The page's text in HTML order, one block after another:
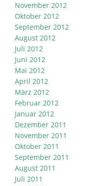
November 2012
Oktober 2012
September 2012
August 2012
Juli 2012
Juni 2012
Mai 2012
April 2012
März 2012
Februar 2012
Januar 2012
Dezember 2011
November 2011
Oktober 2011
September 2011
August 2011
Juli 2011